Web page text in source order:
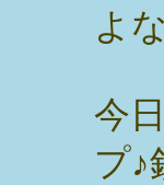
よ
今
プ♪